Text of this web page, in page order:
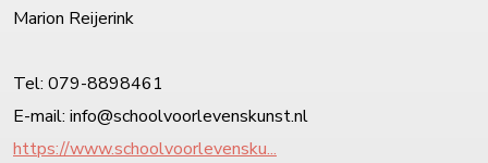
Marion Reijerink
Tel: 079-8898461
E-mail: info@schoolvoorlevenskunst.nl
https://www.schoolvoorlevensku...